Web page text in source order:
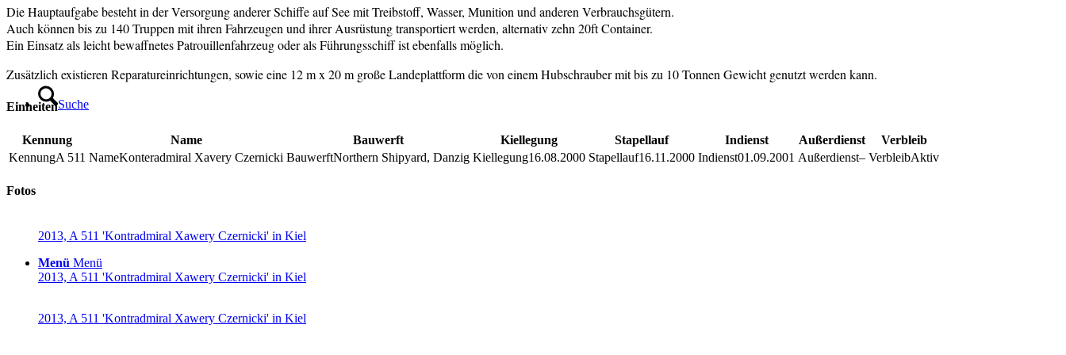
Suche
Menü Menü
Die Hauptaufgabe besteht in der Versorgung anderer Schiffe auf See mit Treibstoff, Wasser, Munition und anderen Verbrauchsgütern.
Auch können bis zu 140 Truppen mit ihren Fahrzeugen und ihrer Ausrüstung transportiert werden, alternativ zehn 20ft Container.
Ein Einsatz als leicht bewaffnetes Patrouillenfahrzeug oder als Führungsschiff ist ebenfalls möglich.
Zusätzlich existieren Reparatureinrichtungen, sowie eine 12 m x 20 m große Landeplattform die von einem Hubschrauber mit bis zu 10 Tonnen Gewicht genutzt werden kann.
Einheiten
Kennung Name Bauwerft Kiellegung Stapellauf Indienst Außerdienst
Verbleib
A 511
Konteradmiral Xavery Czernicki Northern Shipyard, Danzig 16.08.2000 16.11.2000 01.09.2001 – Aktiv
Fotos
2013, A 511 'Kontradmiral Xawery Czernicki' in Kiel
2013, A 511 'Kontradmiral Xawery Czernicki' in Kiel
2013, A 511 'Kontradmiral Xawery Czernicki' in Kiel